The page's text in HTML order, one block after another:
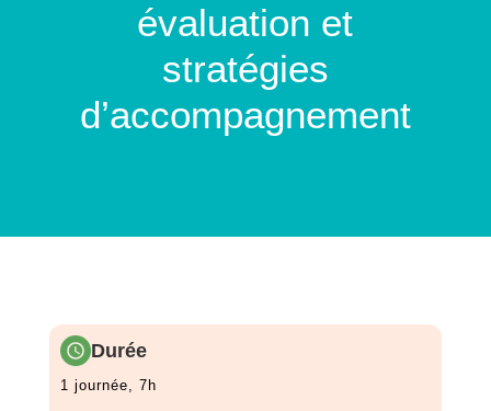
évaluation et
stratégies
d’accompagnement
Durée
1 journée, 7h